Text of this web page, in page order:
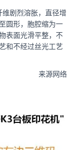
剧烈溶胀，直径增
圆形，胞腔缩为一
表面光滑平整，不
和不经过丝光工艺
来源网络